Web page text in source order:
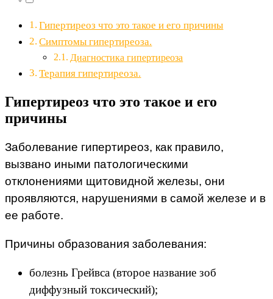
Гипертиреоз что это такое и его причины
Симптомы гипертиреоза.
Диагностика гипертиреоза
Терапия гипертиреоза.
Гипертиреоз что это такое и его
причины
Заболевание гипертиреоз, как правило,
вызвано иными патологическими
отклонениями щитовидной железы, они
проявляются, нарушениями в самой железе и в
ее работе.
Причины образования заболевания:
болезнь Грейвса (второе название зоб
диффузный токсический);